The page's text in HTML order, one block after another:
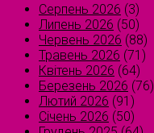
Серпень 2026 (3)
Липень 2026 (50)
Червень 2026 (88)
Травень 2026 (71)
Квітень 2026 (64)
Березень 2026 (76)
Лютий 2026 (91)
Січень 2026 (50)